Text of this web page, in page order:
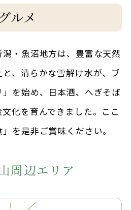
グルメ
・魚沼地方は、豊富な天然
、清らかな雪解け水が、ブ
を始め、日本酒、へぎそば
化を育んできました。ここ
を是非ご賞味ください。
周辺エリア